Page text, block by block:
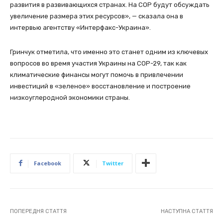
развития в развивающихся странах. На СОР будут обсуждать
увеличение размера этих ресурсов», — сказала она в
интервью агентству «Интерфакс-Украина».
Гринчук отметила, что именно это станет одним из ключевых
вопросов во время участия Украины на СОР-29, так как
климатические финансы могут помочь в привлечении
инвестиций в «зеленое» восстановление и построение
низкоуглеродной экономики страны.
Facebook Twitter
ПОПЕРЕДНЯ СТАТТЯ НАСТУПНА СТАТТЯ